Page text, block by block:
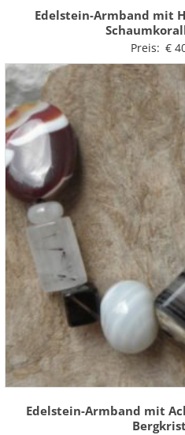
Edelstein-Armband mit
Preis: €
Edelstein-Armband mit